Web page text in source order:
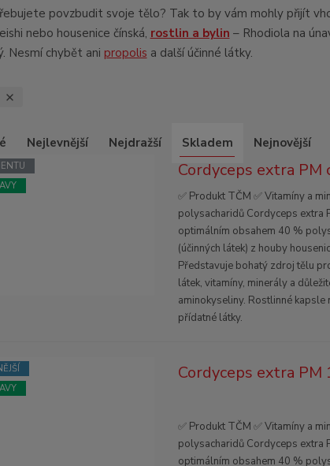
povzbudit svoje tělo? Tak to by vám mohly přijít
nebo housenice čínská, rostlin a bylin – Rhodiola na
Nesmí chybět ani propolis a další účinné látky.
Nejlevnější Nejdražší Skladem Nejnovější
Cordyceps extra PM
✅ Produkt TČM ✅ Vitamíny a
polysacharidů Cordyceps extra
optimálním obsahem 40 %
(účinných látek) z houby
Představuje bohatý zdroj tělu
látek, vitamíny, minerály a
aminokyseliny. Rostlinné kapsle
přídatné látky.
Cordyceps extra PM
✅ Produkt TČM ✅ Vitamíny a
polysacharidů Cordyceps extra
optimálním obsahem 40 %